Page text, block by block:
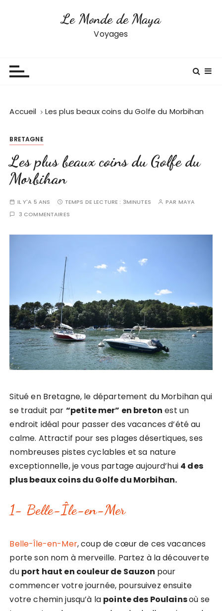
Le Monde de Maya
Voyages
Accueil Les plus beaux coins du Golfe du Morbihan
BRETAGNE
Les plus beaux coins du Golfe du
Morbihan
IL Y'A 5 ANS TEMPS DE LECTURE : 3MINUTES PAR MAYA
3 COMMENTAIRES
Situé en Bretagne, le département du Morbihan qui
se traduit par “petite mer” en breton est un
endroit idéal pour passer des vacances d’été au
calme. Attractif pour ses plages désertiques, ses
nombreuses pistes cyclables et sa nature
exceptionnelle, je vous partage aujourd’hui 4 des
plus beaux coins du Golfe du Morbihan.
1- Belle-Île-en-Mer
Belle-Île-en-Mer, coup de cœur de ces vacances
porte son nom à merveille. Partez à la découverte
du port haut en couleur de Sauzon pour
commencer votre journée, poursuivez ensuite
votre chemin jusqu’à la pointe des Poulainsoù se